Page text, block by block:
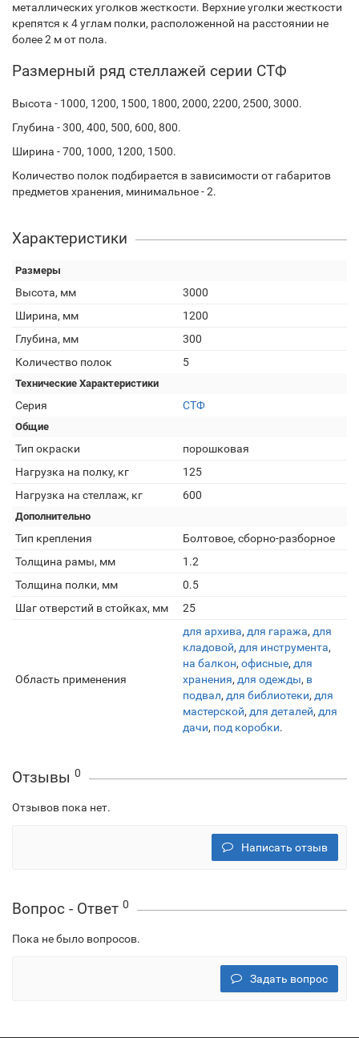
металлических уголков жесткости. Верхние уголки жесткости
крепятся к 4 углам полки, расположенной на расстоянии не
более 2 м от пола.
Размерный ряд стеллажей серии СТФ
Высота - 1000, 1200, 1500, 1800, 2000, 2200, 2500, 3000.
Глубина - 300, 400, 500, 600, 800.
Ширина - 700, 1000, 1200, 1500.
Количество полок подбирается в зависимости от габаритов
предметов хранения, минимальное - 2.
Характеристики
Размеры
Высота, мм
3000
Ширина, мм
1200
Глубина, мм
300
Количество полок
5
Технические Характеристики
Серия СТФ
Общие
Тип окраски
порошковая
Нагрузка на полку, кг
125
Нагрузка на стеллаж, кг
600
Дополнительно
Тип крепления
Болтовое, сборно-разборное
Толщина рамы, мм
1.2
Толщина полки, мм
0.5
Шаг отверстий в стойках, мм
25
Область применения
для архива, для гаража, для
кладовой, для инструмента,
на балкон, офисные, для
хранения, для одежды, в
подвал, для библиотеки, для
мастерской, для деталей, для
дачи, под коробки.
Отзывы 0
Отзывов пока нет.
Написать отзыв
Вопрос - Ответ 0
Пока не было вопросов.
Задать вопрос